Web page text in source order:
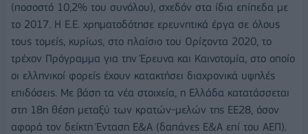
(ποσοστό 10,2% του συνόλου), σχεδόν στα ίδια επίπεδα με
το 2017. Η Ε.Ε. χρηματοδότησε ερευνητικά έργα σε όλους
τους τομείς, κυρίως, στο πλαίσιο του Ορίζοντα 2020, το
τρέχον Πρόγραμμα για την Έρευνα και Καινοτομία, στο οποίο
οι ελληνικοί φορείς έχουν κατακτήσει διαχρονικά υψηλές
επιδόσεις. Με βάση τα νέα στοιχεία, η Ελλάδα κατατάσσεται
στη 18η θέση μεταξύ των κρατών-μελών της ΕΕ28, όσον
αφορά τον δείκτη Ένταση Ε&Α (δαπάνες Ε&Α επί του ΑΕΠ).